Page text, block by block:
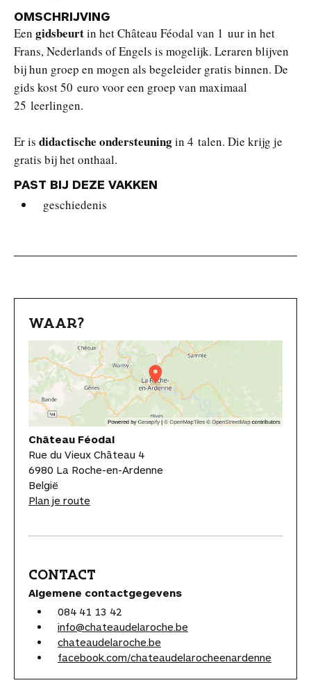
OMSCHRIJVING
Een gidsbeurtin het Château Féodal van 1 uur in het
Frans, Nederlands of Engels is mogelijk. Leraren blijven
bij hun groep en mogen als begeleider gratis binnen. De
gids kost 50 euro voor een groep van maximaal
25 leerlingen.
Er is didactische ondersteuningin 4 talen. Die krijg je
gratis bij het onthaal.
PAST BIJ DEZE VAKKEN
geschiedenis
WAAR?
Château Féodal
Rue du Vieux Château 4
6980 La Roche-en-Ardenne
België
Plan je route
CONTACT
Algemene contactgegevens
084 41 13 42
info@chateaudelaroche.be
chateaudelaroche.be
facebook.com/chateaudelarocheenardenne